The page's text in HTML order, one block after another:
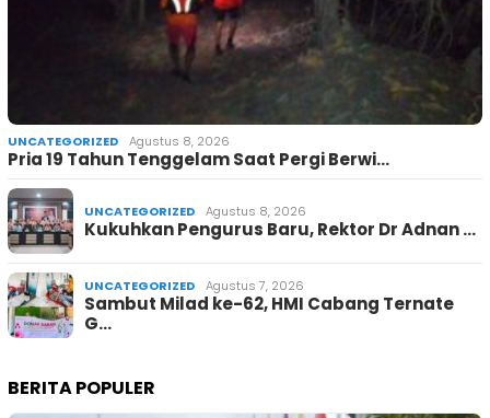
UNCATEGORIZED Agustus 8, 2026
Pria 19 Tahun Tenggelam Saat Pergi Berwi…
UNCATEGORIZED Agustus 8, 2026
Kukuhkan Pengurus Baru, Rektor Dr Adnan …
UNCATEGORIZED Agustus 7, 2026
Sambut Milad ke-62, HMI Cabang Ternate
G…
BERITA POPULER